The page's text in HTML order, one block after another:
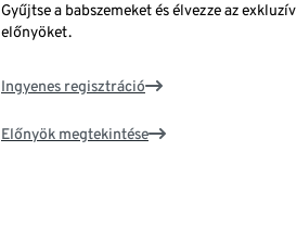
Gyűjtse a babszemeket és élvezze az exkluzív
előnyöket.
Ingyenes regisztráció
Előnyök megtekintése